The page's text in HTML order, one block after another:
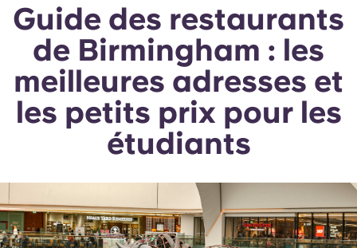
À propos
Lieux
Plus
Compte Langue
English (GB)
English (US)
Chinese
Català Deutsch
Portuguese
Guide des restaurants
de Birmingham : les
meilleures adresses et
les petits prix pour les
étudiants